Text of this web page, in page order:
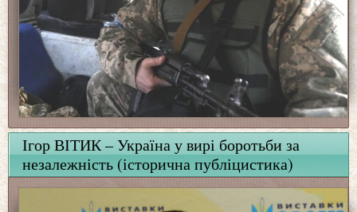
Ігор ВІТИК – Україна у вирі боротьби за
незалежність (історична публіцистика)